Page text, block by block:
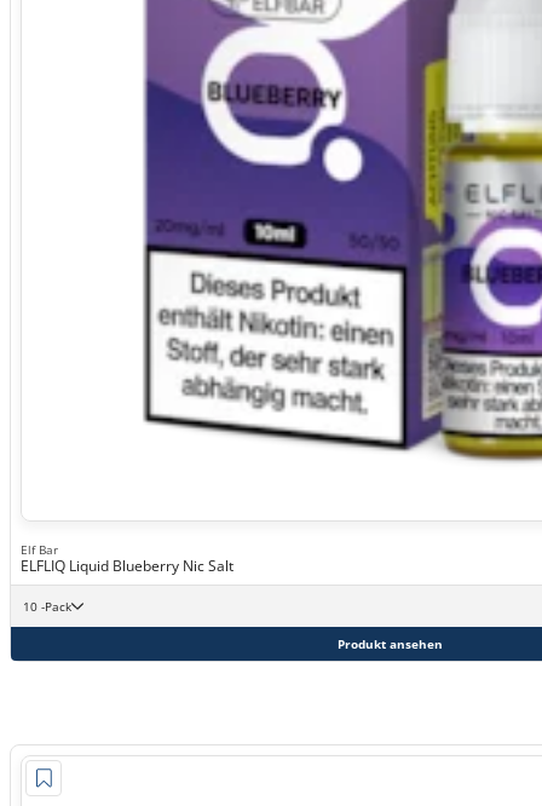
Elf Bar
ELFLIQ Liquid Blueberry Nic Salt
10 -Pack
Produkt ansehen